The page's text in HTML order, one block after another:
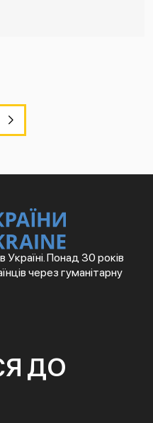
Понад 30 років
через гуманітарну
ДО